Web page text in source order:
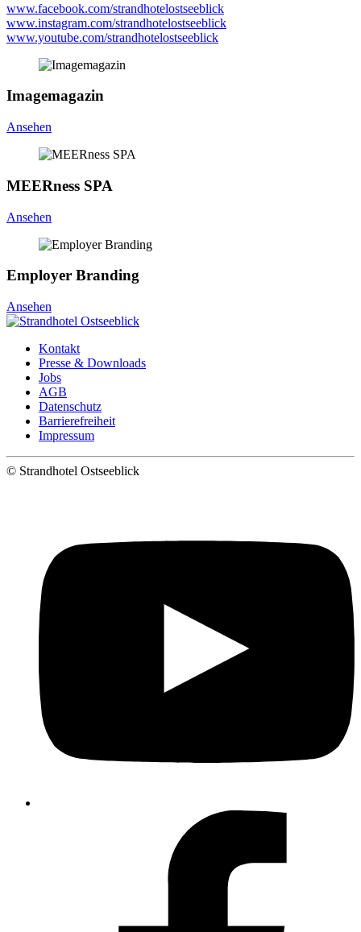
www.facebook.com/strandhotelostseeblick
www.instagram.com/strandhotelostseeblick
www.youtube.com/strandhotelostseeblick
Imagemagazin
Ansehen
MEERness SPA
Ansehen
Employer Branding
Ansehen
Kontakt
Presse & Downloads
Jobs
AGB
Datenschutz
Barrierefreiheit
Impressum
© Strandhotel Ostseeblick